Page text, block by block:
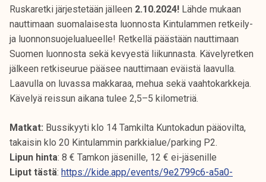
Ruskaretki järjestetään jälleen 2.10.2024! Lähde mukaan
nauttimaan suomalaisesta luonnosta Kintulammen retkeily-
ja luonnonsuojelualueelle! Retkellä päästään nauttimaan
Suomen luonnosta sekä kevyestä liikunnasta. Kävelyretken
jälkeen retkiseurue pääsee nauttimaan eväistä laavulla.
Laavulla on luvassa makkaraa, mehua sekä vaahtokarkkeja.
Kävelyä reissun aikana tulee 2,5–5 kilometriä.
Matkat: Bussikyyti klo 14 Tamkilta Kuntokadun pääovilta,
takaisin klo 20 Kintulammin parkkialue/parking P2.
Lipun hinta: 8 € Tamkon jäsenille, 12 € ei-jäsenille
Liput tästä: https://kide.app/events/9e2799c6-a5a0-